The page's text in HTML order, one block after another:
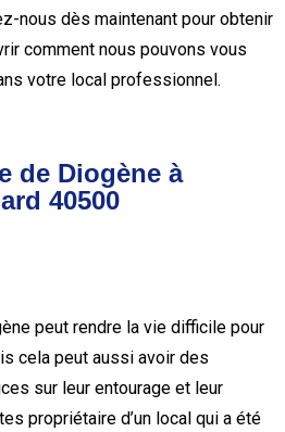
nous dès maintenant pour obtenir
comment nous pouvons vous
votre local professionnel.
de Diogène à
40500
peut rendre la vie difficile pour
cela peut aussi avoir des
sur leur entourage et leur
propriétaire d’un local qui a été